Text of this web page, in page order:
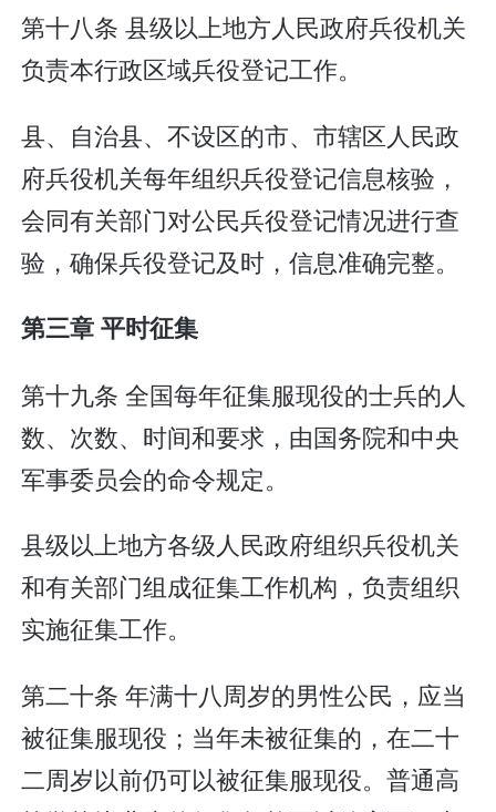
第十八条 县级以上地方人民政府兵役机关
负责本行政区域兵役登记工作。
县、自治县、不设区的市、市辖区人民政
府兵役机关每年组织兵役登记信息核验，
会同有关部门对公民兵役登记情况进行查
验，确保兵役登记及时，信息准确完整。
第三章 平时征集
第十九条 全国每年征集服现役的士兵的人
数、次数、时间和要求，由国务院和中央
军事委员会的命令规定。
县级以上地方各级人民政府组织兵役机关
和有关部门组成征集工作机构，负责组织
实施征集工作。
第二十条 年满十八周岁的男性公民，应当
被征集服现役；当年未被征集的，在二十
二周岁以前仍可以被征集服现役。普通高